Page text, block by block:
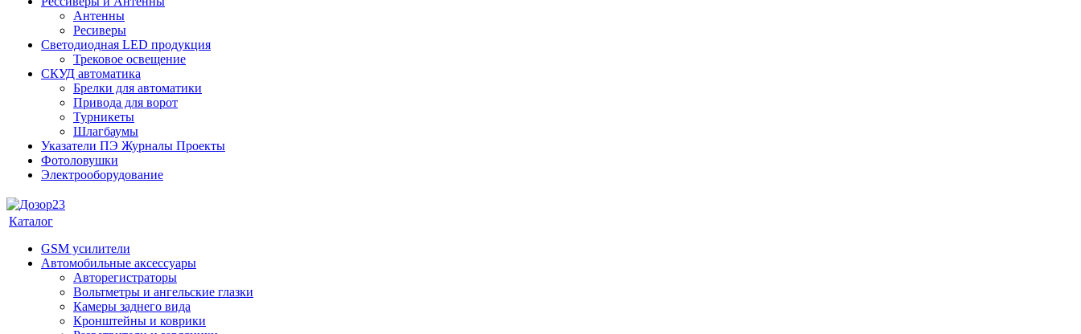
Антенны
Ресиверы
Светодиодная LED продукция
Трековое освещение
СКУД автоматика
Брелки для автоматики
Привода для ворот
Турникеты
Шлагбаумы
Указатели ПЭ Журналы Проекты
Фотоловушки
Электрооборудование
Каталог
GSM усилители
Автомобильные аксессуары
Авторегистраторы
Вольтметры и ангельские глазки
Камеры заднего вида
Кронштейны и коврики